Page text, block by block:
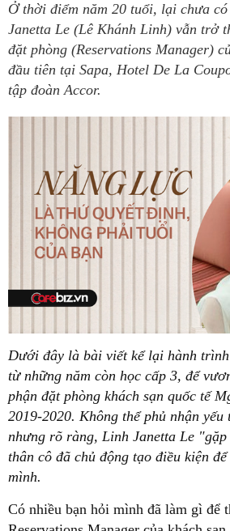
Ở thời điểm năm 20 tuổi, lại chưa
Janetta Le (Lê Khánh Linh) vẫn trở
đặt phòng (Reservations Manager)
đầu tiên tại Sapa, Hotel De La
tập đoàn Accor.
Dưới đây là bài viết kể lại hành
từ những năm còn học cấp 3, để
phận đặt phòng khách sạn quốc tế
2019-2020. Không thể phủ nhận yếu
nhưng rõ ràng, Linh Janetta Le
thân cô đã chủ động tạo điều kiện
mình.
Có nhiều bạn hỏi mình đã làm gì để